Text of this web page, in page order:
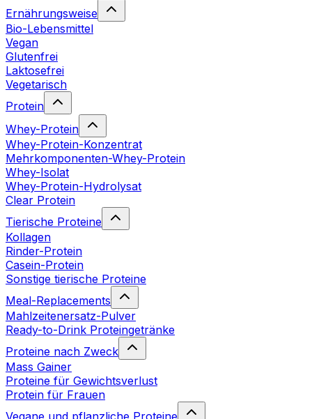
Ernährungsweise
Bio-Lebensmittel
Vegan
Glutenfrei
Laktosefrei
Vegetarisch
Protein
Whey-Protein
Whey-Protein-Konzentrat
Mehrkomponenten-Whey-Protein
Whey-Isolat
Whey-Protein-Hydrolysat
Clear Protein
Tierische Proteine
Kollagen
Rinder-Protein
Casein-Protein
Sonstige tierische Proteine
Meal-Replacements
Mahlzeitenersatz-Pulver
Ready-to-Drink Proteingetränke
Proteine nach Zweck
Mass Gainer
Proteine für Gewichtsverlust
Protein für Frauen